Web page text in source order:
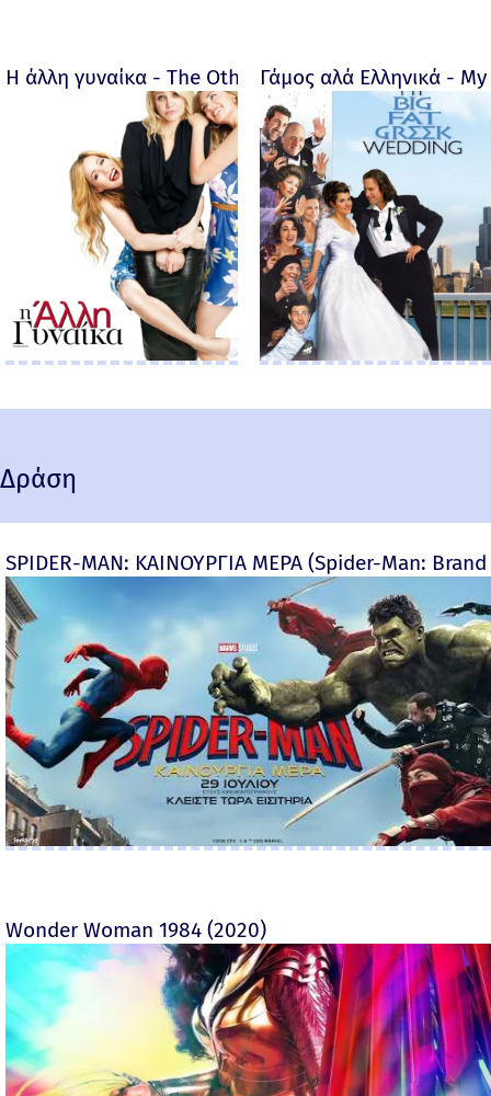
Η άλλη γυναίκα - The Other Woman – 2014
Γάμος αλά Ελληνικά -
Δράση
SPIDER-MAN: ΚΑΙΝΟΥΡΓΙΑ ΜΕΡΑ (Spider-Man:
Wonder Woman 1984 (2020)